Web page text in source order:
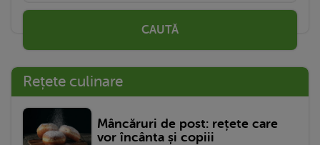
CAUTĂ
Rețete culinare
Mâncăruri de post: rețete care
vor încânta și copiii